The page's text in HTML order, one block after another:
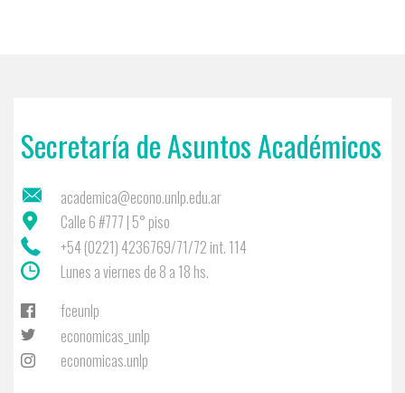
Secretaría de Asuntos Académicos
academica@econo.unlp.edu.ar
Calle 6 #777 | 5° piso
+54 (0221) 4236769/71/72 int. 114
Lunes a viernes de 8 a 18 hs.
fceunlp
economicas_unlp
economicas.unlp